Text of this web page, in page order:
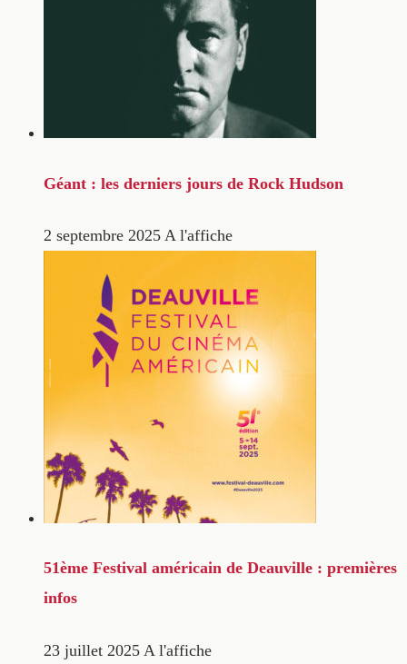
Géant : les derniers jours de Rock Hudson
2 septembre 2025 A l'affiche
51ème Festival américain de Deauville : premières
infos
23 juillet 2025 A l'affiche